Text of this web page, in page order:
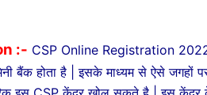
:- CSP Online Registration
बैंक होता है | इसके माध्यम से ऐसे जगहों